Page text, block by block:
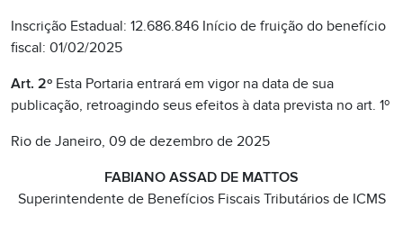
Inscrição Estadual: 12.686.846 Início de fruição do benefício
fiscal: 01/02/2025
Art. 2º Esta Portaria entrará em vigor na data de sua
publicação, retroagindo seus efeitos à data prevista no art. 1º
Rio de Janeiro, 09 de dezembro de 2025
FABIANO ASSAD DE MATTOS
Superintendente de Benefícios Fiscais Tributários de ICMS